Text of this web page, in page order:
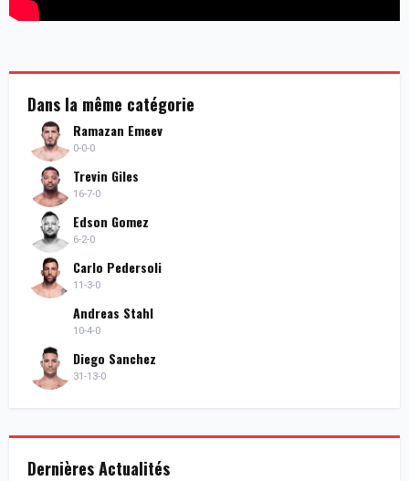
Dans la même catégorie
Ramazan Emeev
0-0-0
Trevin Giles
16-7-0
Edson Gomez
6-2-0
Carlo Pedersoli
11-3-0
Andreas Stahl
10-4-0
Diego Sanchez
31-13-0
Dernières Actualités